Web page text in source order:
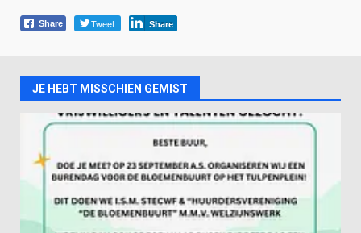
Share Tweet Share
JE HEBT MISSCHIEN GEMIST